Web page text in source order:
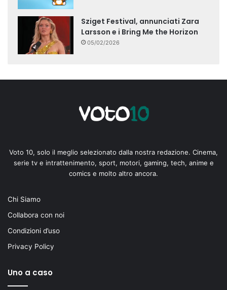
Sziget Festival, annunciati Zara
Larsson e i Bring Me the Horizon
05/02/2026
Voto 10, solo il meglio selezionato dalla nostra redazione. Cinema,
serie tv e intrattenimento, sport, motori, gaming, tech, anime e
comics e molto altro ancora.
Chi Siamo
Collabora con noi
Condizioni d’uso
Privacy Policy
Uno a caso